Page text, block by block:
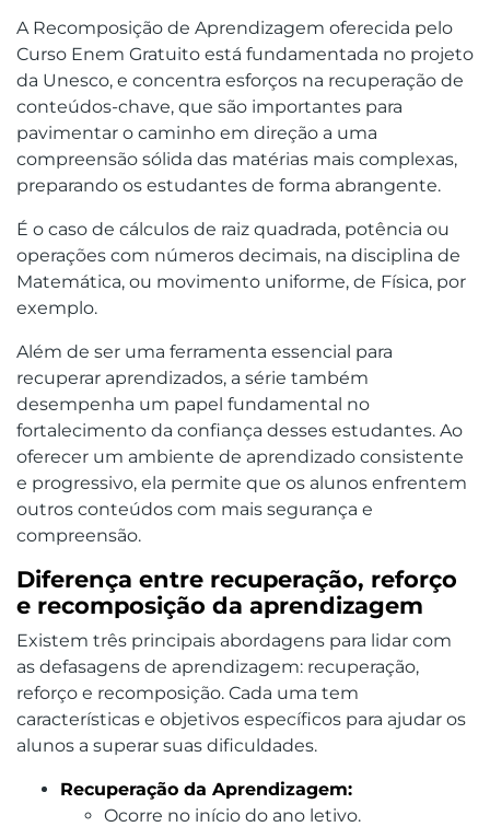
A Recomposição de Aprendizagem oferecida pelo
Curso Enem Gratuito está fundamentada no projeto
da Unesco, e concentra esforços na recuperação de
conteúdos-chave, que são importantes para
pavimentar o caminho em direção a uma
compreensão sólida das matérias mais complexas,
preparando os estudantes de forma abrangente.
É o caso de cálculos de raiz quadrada, potência ou
operações com números decimais, na disciplina de
Matemática, ou movimento uniforme, de Física, por
exemplo.
Além de ser uma ferramenta essencial para
recuperar aprendizados, a série também
desempenha um papel fundamental no
fortalecimento da confiança desses estudantes. Ao
oferecer um ambiente de aprendizado consistente
e progressivo, ela permite que os alunos enfrentem
outros conteúdos com mais segurança e
compreensão.
Diferença entre recuperação, reforço
e recomposição da aprendizagem
Existem três principais abordagens para lidar com
as defasagens de aprendizagem: recuperação,
reforço e recomposição. Cada uma tem
características e objetivos específicos para ajudar os
alunos a superar suas dificuldades.
Recuperação da Aprendizagem:
Ocorre no início do ano letivo.